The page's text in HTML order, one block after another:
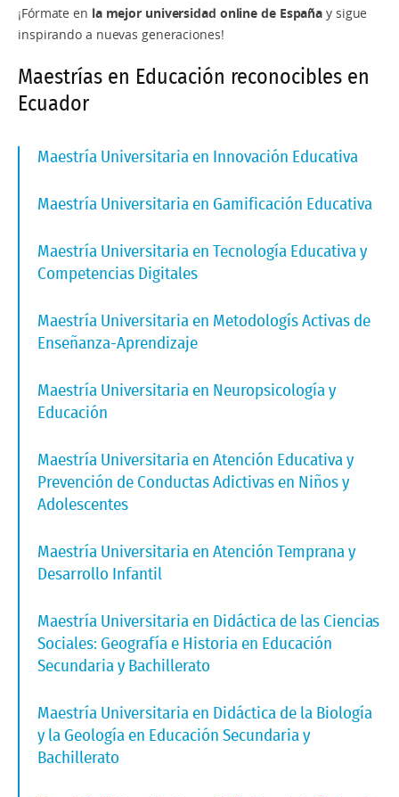
¡Fórmate en la mejor universidad online de España y sigue
inspirando a nuevas generaciones!
Maestrías en Educación reconocibles en
Ecuador
Maestría Universitaria en Innovación Educativa
Maestría Universitaria en Gamificación Educativa
Maestría Universitaria en Tecnología Educativa y
Competencias Digitales
Maestría Universitaria en Metodologís Activas de
Enseñanza-Aprendizaje
Maestría Universitaria en Neuropsicología y
Educación
Maestría Universitaria en Atención Educativa y
Prevención de Conductas Adictivas en Niños y
Adolescentes
Maestría Universitaria en Atención Temprana y
Desarrollo Infantil
Maestría Universitaria en Didáctica de las Ciencias
Sociales: Geografía e Historia en Educación
Secundaria y Bachillerato
Maestría Universitaria en Didáctica de la Biología
y la Geología en Educación Secundaria y
Bachillerato